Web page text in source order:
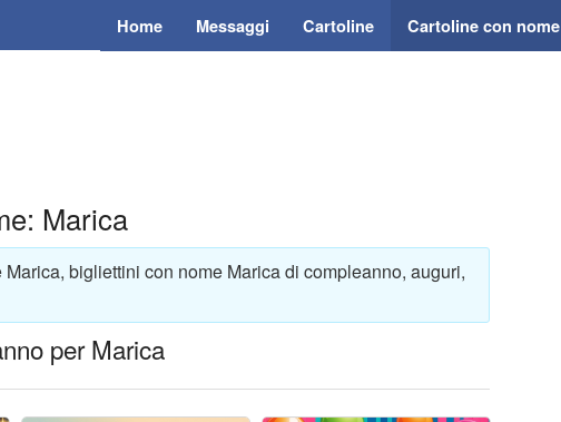
Home Messaggi Cartoline Cartoline con nome
Marica
bigliettini con nome Marica di compleanno, auguri,
per Marica